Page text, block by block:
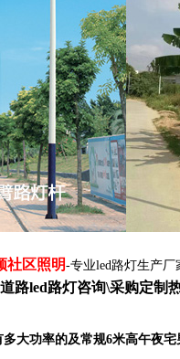
社区照明-专业led路灯生产
道路led路灯咨询\采购定制
大功率的及常规6米高午夜